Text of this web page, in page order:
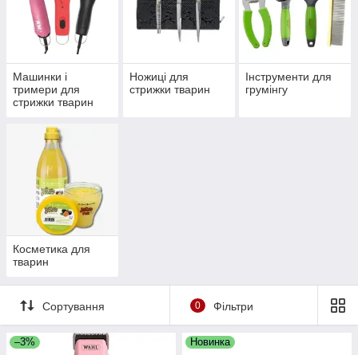
Машинки і
тримери для
стрижки тварин
Ножиці для
стрижки тварин
Інструменти для
грумінгу
Косметика для
тварин
Сортування 0 Фільтри
–3% Новинка